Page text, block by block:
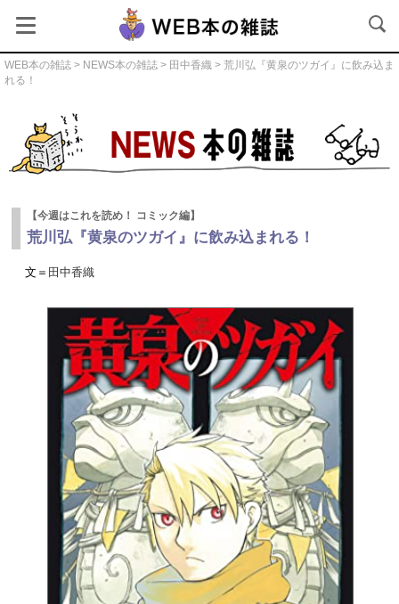
WEB本の雑誌 > NEWS本の雑誌 > 田中香織 > 荒川弘『黄泉のツガイ』に飲み込ま
れる！
【今週はこれを読め！ コミック編】
荒川弘『黄泉のツガイ』に飲み込まれる！
文＝ 田中香織